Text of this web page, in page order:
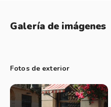
Frenada 100 a 0: 40 metros
El Tanque de combustible es
Consumo:
Galería de imágenes
Fotos de exterior